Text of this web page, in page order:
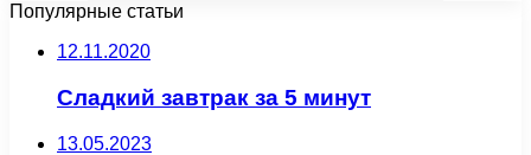
Популярные статьи
12.11.2020
Сладкий завтрак за 5 минут
13.05.2023